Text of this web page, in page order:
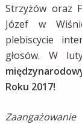
Strzyżów oraz
Józef w
plebiscycie
głosów. W
Roku 2017!